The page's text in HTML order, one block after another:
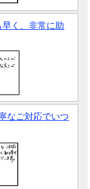
く、非常に助
なご対応でいつ